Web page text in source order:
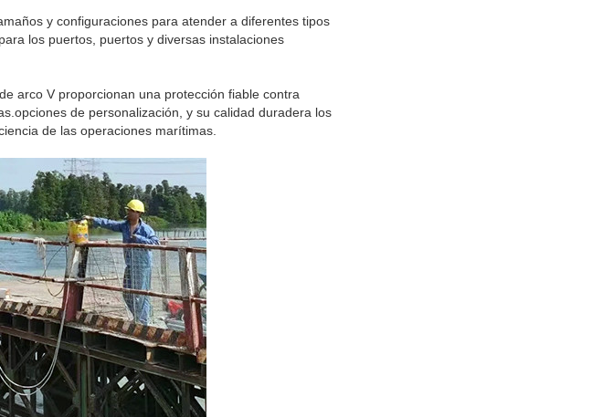
y configuraciones para atender a diferentes tipos
los puertos, puertos y diversas instalaciones
arco V proporcionan una protección fiable contra
de personalización, y su calidad duradera los
de las operaciones marítimas.